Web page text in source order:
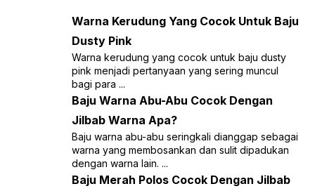
Warna Kerudung Yang Cocok Untuk Baju
Dusty Pink
Warna kerudung yang cocok untuk baju dusty
pink menjadi pertanyaan yang sering muncul
bagi para ...
Baju Warna Abu-Abu Cocok Dengan
Jilbab Warna Apa?
Baju warna abu-abu seringkali dianggap sebagai
warna yang membosankan dan sulit dipadukan
dengan warna lain. ...
Baju Merah Polos Cocok Dengan Jilbab